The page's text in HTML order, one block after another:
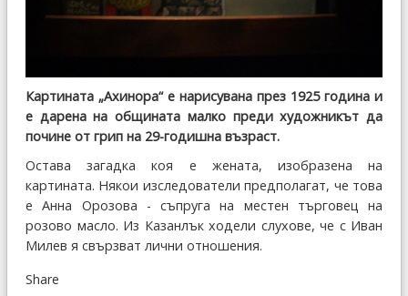
Картината „Ахинора“ е нарисувана през 1925 година и
е дарена на общината малко преди художникът да
почине от грип на 29-годишна възраст.
Остава загадка коя е жената, изобразена на
картината. Някои изследователи предполагат, че това
е Анна Орозова - съпруга на местен търговец на
розово масло. Из Казанлък ходели слухове, че с Иван
Милев я свързват лични отношения.
Share